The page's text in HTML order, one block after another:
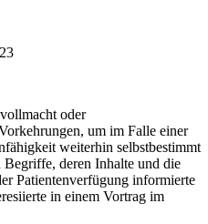
oder
um im Falle einer
weiterhin selbstbestimmt
deren Inhalte und die
Patientenverfügung informierte
in einem Vortrag im